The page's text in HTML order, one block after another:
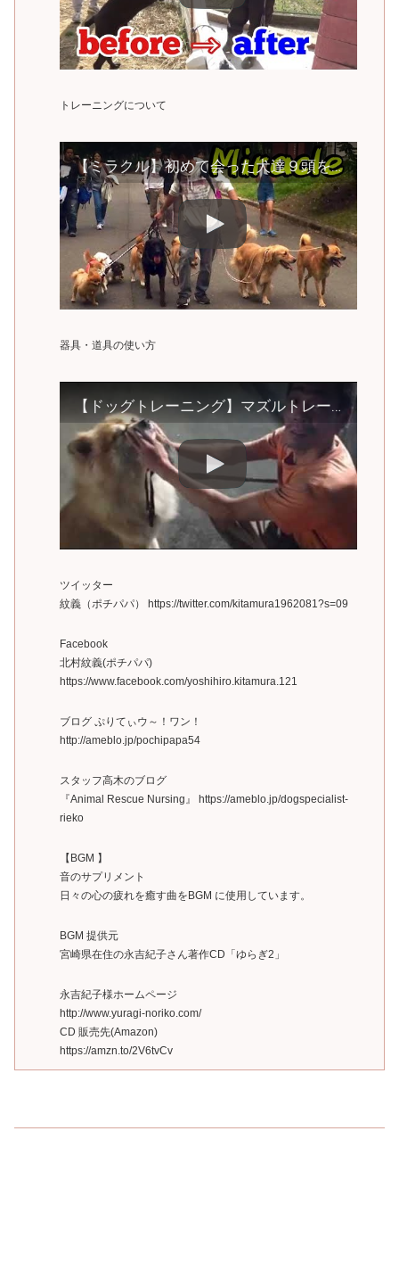
トレーニングについて
【ミラクル】初めて会った犬達９頭をまとめて散歩してみたら大変な事に⁉️
器具・道具の使い方
【ドッグトレーニング】マズルトレーニング(口輪トレーニング)
ツイッター
紋義（ポチパパ） https://twitter.com/kitamura1962081?s=09
Facebook
北村紋義(ポチパパ)
https://www.facebook.com/yoshihiro.kitamura.121
ブログ ぷりてぃウ～！ワン！
http://ameblo.jp/pochipapa54
スタッフ高木のブログ
『Animal Rescue Nursing』 https://ameblo.jp/dogspecialist-
rieko
【BGM 】
音のサプリメント
日々の心の疲れを癒す曲をBGM に使用しています。
BGM 提供元
宮崎県在住の永吉紀子さん著作CD「ゆらぎ2」
永吉紀子様ホームページ
http://www.yuragi-noriko.com/
CD 販売先(Amazon)
https://amzn.to/2V6tvCv